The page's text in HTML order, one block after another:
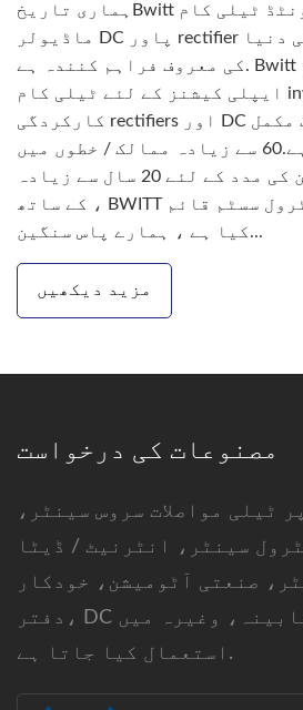
ہماری تاریخBwitt ریک ماونٹڈ ٹیلی کام inverters اور
ماڈیولر DC پاور rectifier سسٹم فیکٹریوں کی دنیا
کی معروف فراہم کنندہ ہے. Bwitt حل میں مشن اہم
ایپلی کیشنز کے لئے ٹیلی کام inverters، اعلی
کارکردگی rectifiers اور DC پاور سسٹم کی ایک مکمل
سیریز شامل ہے.60 سے زیادہ ممالک / خطوں میں
صارفین کی مدد کے لئے 20 سال سے زیادہ OEM تجربے
کے ساتھ ، BWITT نے مکمل کوالٹی کنٹرول سسٹم قائم
کیا ہے ، ہمارے پاس سنگین...
مزید دیکھیں
مصنوعات کی درخواست
ٹیلی مواصلات سروس سینٹر،
سینٹر، انٹرنیٹ / ڈیٹا
صنعتی آٹومیشن، خودکار
دفتر، DC اسکرین / کابینہ، وغیرہ میں
استعمال کیا جاتا ہے.